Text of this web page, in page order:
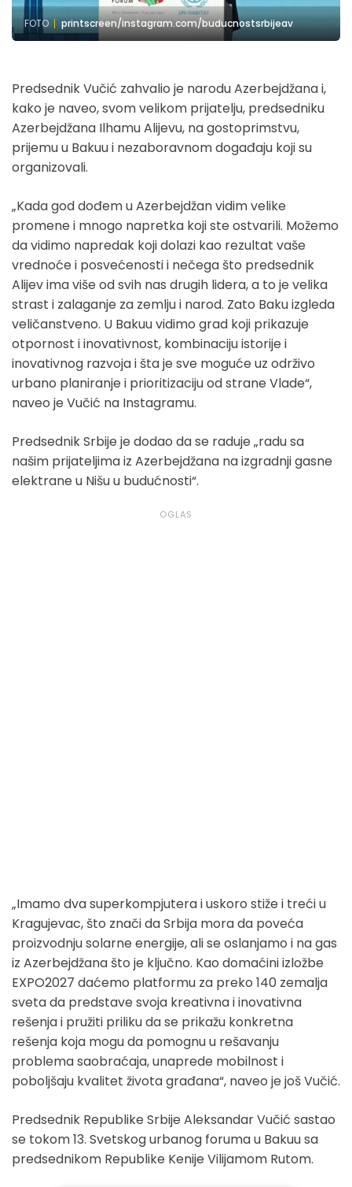
FOTO printscreen/instagram.com/buducnostsrbijeav
Predsednik Vučić zahvalio je narodu Azerbejdžana i,
kako je naveo, svom velikom prijatelju, predsedniku
Azerbejdžana Ilhamu Alijevu, na gostoprimstvu,
prijemu u Bakuu i nezaboravnom događaju koji su
organizovali.
„Kada god dođem u Azerbejdžan vidim velike
promene i mnogo napretka koji ste ostvarili. Možemo
da vidimo napredak koji dolazi kao rezultat vaše
vrednoće i posvećenosti i nečega što predsednik
Alijev ima više od svih nas drugih lidera, a to je velika
strast i zalaganje za zemlju i narod. Zato Baku izgleda
veličanstveno. U Bakuu vidimo grad koji prikazuje
otpornost i inovativnost, kombinaciju istorije i
inovativnog razvoja i šta je sve moguće uz održivo
urbano planiranje i prioritizaciju od strane Vlade“,
naveo je Vučić na Instagramu.
Predsednik Srbije je dodao da se raduje „radu sa
našim prijateljima iz Azerbejdžana na izgradnji gasne
elektrane u Nišu u budućnosti“.
„Imamo dva superkompjutera i uskoro stiže i treći u
Kragujevac, što znači da Srbija mora da poveća
proizvodnju solarne energije, ali se oslanjamo i na gas
iz Azerbejdžana što je ključno. Kao domaćini izložbe
EXPO2027 daćemo platformu za preko 140 zemalja
sveta da predstave svoja kreativna i inovativna
rešenja i pružiti priliku da se prikažu konkretna
rešenja koja mogu da pomognu u rešavanju
problema saobraćaja, unaprede mobilnost i
poboljšaju kvalitet života građana“, naveo je još Vučić.
Predsednik Republike Srbije Aleksandar Vučić sastao
se tokom 13. Svetskog urbanog foruma u Bakuu sa
predsednikom Republike Kenije Vilijamom Rutom.